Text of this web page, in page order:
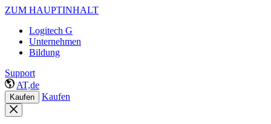
ZUM HAUPTINHALT
Logitech G
Unternehmen
Bildung
Support
AT,de
Kaufen Kaufen